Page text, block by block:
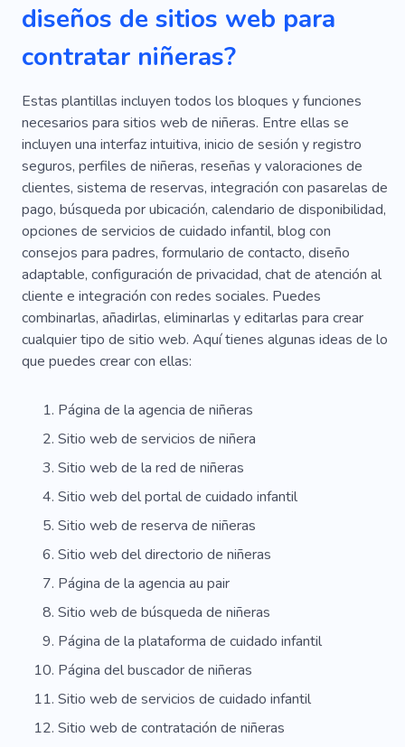
diseños de sitios web para
contratar niñeras?
Estas plantillas incluyen todos los bloques y funciones
necesarios para sitios web de niñeras. Entre ellas se
incluyen una interfaz intuitiva, inicio de sesión y registro
seguros, perfiles de niñeras, reseñas y valoraciones de
clientes, sistema de reservas, integración con pasarelas de
pago, búsqueda por ubicación, calendario de disponibilidad,
opciones de servicios de cuidado infantil, blog con
consejos para padres, formulario de contacto, diseño
adaptable, configuración de privacidad, chat de atención al
cliente e integración con redes sociales. Puedes
combinarlas, añadirlas, eliminarlas y editarlas para crear
cualquier tipo de sitio web. Aquí tienes algunas ideas de lo
que puedes crear con ellas:
Página de la agencia de niñeras
Sitio web de servicios de niñera
Sitio web de la red de niñeras
Sitio web del portal de cuidado infantil
Sitio web de reserva de niñeras
Sitio web del directorio de niñeras
Página de la agencia au pair
Sitio web de búsqueda de niñeras
Página de la plataforma de cuidado infantil
Página del buscador de niñeras
Sitio web de servicios de cuidado infantil
Sitio web de contratación de niñeras